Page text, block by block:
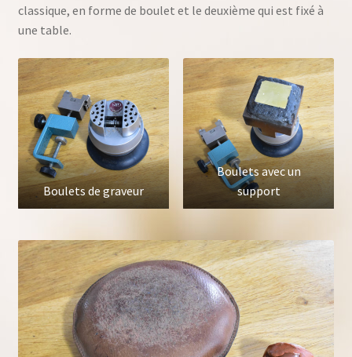
classique, en forme de boulet et le deuxième qui est fixé à
une table.
Boulets de graveur
Boulets avec un
support